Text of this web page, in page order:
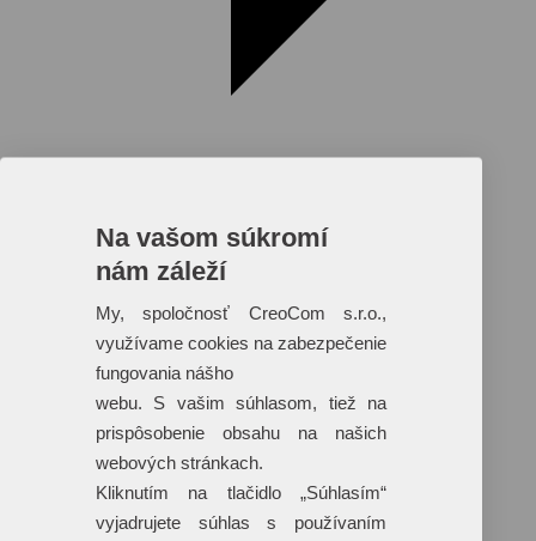
Reklamné predmety s plnofarebnou
potlačou
Dáždniky
Tašky
Hračky
Klobúky
Na vašom súkromí
nám záleží
My, spoločnosť CreoCom s.r.o.,
využívame cookies na zabezpečenie
fungovania nášho
webu. S vašim súhlasom, tiež na
prispôsobenie obsahu na našich
webových stránkach.
Kliknutím na tlačidlo „Súhlasím“
vyjadrujete súhlas s používaním